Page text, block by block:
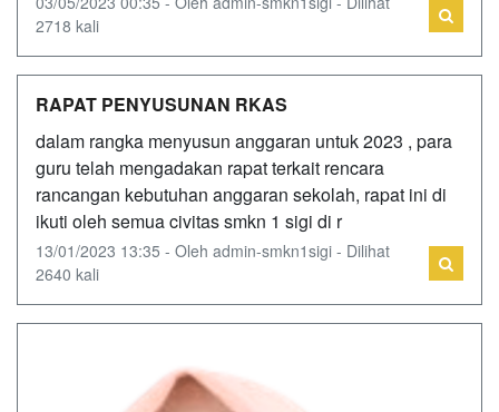
2718 kali
RAPAT PENYUSUNAN RKAS
dalam rangka menyusun anggaran untuk 2023 , para
guru telah mengadakan rapat terkait rencara
rancangan kebutuhan anggaran sekolah, rapat ini di
ikuti oleh semua civitas smkn 1 sigi di r
13/01/2023 13:35 - Oleh admin-smkn1sigi - Dilihat
2640 kali